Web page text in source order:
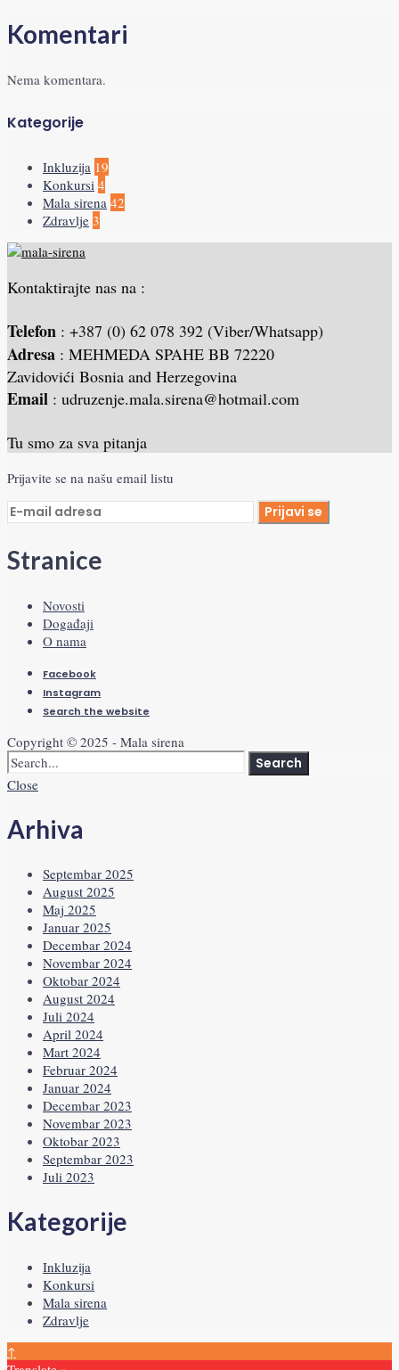
Komentari
Nema komentara.
Kategorije
Inkluzija 19
Konkursi 4
Mala sirena 42
Zdravlje 3
Kontaktirajte nas na :
Telefon : +387 (0) 62 078 392 (Viber/Whatsapp)
Adresa : MEHMEDA SPAHE BB 72220
Zavidovići Bosnia and Herzegovina
Email : udruzenje.mala.sirena@hotmail.com
Tu smo za sva pitanja
Prijavite se na našu email listu
Stranice
Novosti
Događaji
O nama
Facebook
Instagram
Search the website
Copyright © 2025 - Mala sirena
Search
Close
Arhiva
Septembar 2025
August 2025
Maj 2025
Januar 2025
Decembar 2024
Novembar 2024
Oktobar 2024
August 2024
Juli 2024
April 2024
Mart 2024
Februar 2024
Januar 2024
Decembar 2023
Novembar 2023
Oktobar 2023
Septembar 2023
Juli 2023
Kategorije
Inkluzija
Konkursi
Mala sirena
Zdravlje
↑